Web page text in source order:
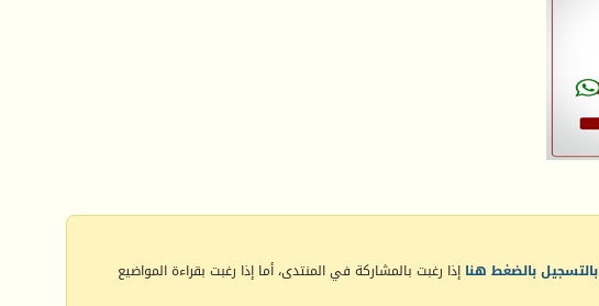
بالتسجيل بالضغط هنا إذا رغبت بالمشاركة في المنتدى، أما إذا رغبت بقراءة المواضيع